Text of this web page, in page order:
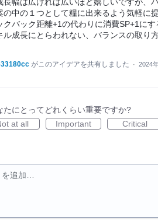
の中の１つとして糧に出来るよう気軽に
クバック距離+1の代わりに消費SP+1にす
ル成長にとらわれない、バランスの取り
がこのアイデアを共有しました · 2024
たにとってどれくらい重要ですか?
at all
Important Critical
追加…